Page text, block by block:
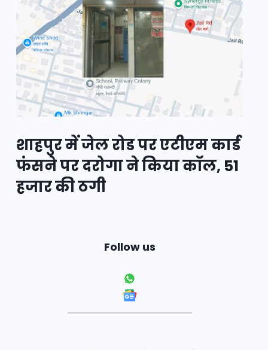
शाहपुर में जेल रोड पर एटीएम कार्ड
फंसने पर दरोगा ने किया कॉल, 51
हजार की ठगी
Follow us